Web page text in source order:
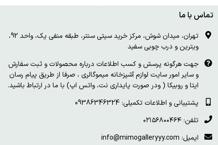
تماس با ما
تهران، میدان شوش، مرکز خرید سیتی سنتر، طبقه منفی یک، واحد 92،
ویترین و درب چوبی سفید
جهت هرگونه پرسش و کسب اطلاعات درباره محصولات و ثبت سفارش
و سایر امور سایت لوازم آشپزخانه میموگالری ، صرفا از طریق پیام رسان
ایتا و روبیکا ( ودر صورت پایداری نت، واتس اپ) با ما در ارتباط باشید.
پشتیبانی و اطلاعات تکمیلی: 09386346324
تلفن: ۰۲۱۵۶۸۰۰۴۶۴
ایمیل: info@mimogalleryyy.com